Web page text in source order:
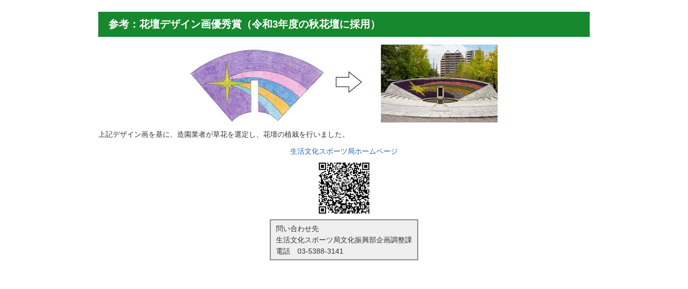
参考：花壇デザイン画優秀賞（令和3年度の秋花壇に採用）
上記デザイン画を基に、造園業者が草花を選定し、花壇の植栽を行いました。
生活文化スポーツ局ホームページ
問い合わせ先
生活文化スポーツ局文化振興部企画調整課
電話 03-5388-3141